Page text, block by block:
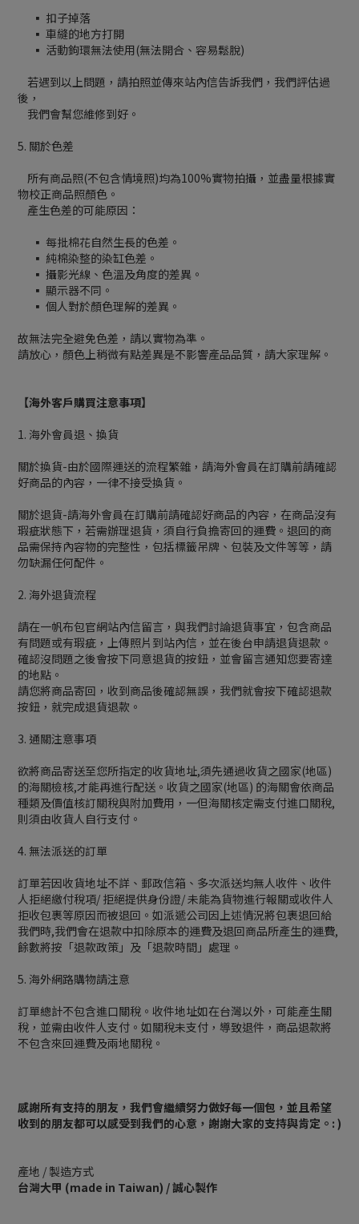
▪ 扣子掉落
▪ 車縫的地方打開
▪ 活動鉤環無法使用(無法開合、容易鬆脫)
若遇到以上問題，請拍照並傳來站內信告訴我們，我們評估過
後，
我們會幫您維修到好。
5. 關於色差
所有商品照(不包含情境照)均為100%實物拍攝，並盡量根據實
物校正商品照顏色。
產生色差的可能原因：
▪ 每批棉花自然生長的色差。
▪ 純棉染整的染缸色差。
▪ 攝影光線、色溫及角度的差異。
▪ 顯示器不同。
▪ 個人對於顏色理解的差異。
故無法完全避免色差，請以實物為準。
請放心，顏色上稍微有點差異是不影響產品品質，請大家理解。
【海外客戶購買注意事項】
1. 海外會員退、換貨
關於換貨-由於國際運送的流程繁雜，請海外會員在訂購前請確認
好商品的內容，一律不接受換貨。
關於退貨-請海外會員在訂購前請確認好商品的內容，在商品沒有
瑕疵狀態下，若需辦理退貨，須自行負擔寄回的運費。退回的商
品需保持內容物的完整性，包括標籤吊牌、包裝及文件等等，請
勿缺漏任何配件。
2. 海外退貨流程
請在一帆布包官網站內信留言，與我們討論退貨事宜，包含商品
有問題或有瑕疵，上傳照片到站內信，並在後台申請退貨退款。
確認沒問題之後會按下同意退貨的按鈕，並會留言通知您要寄達
的地點。
請您將商品寄回，收到商品後確認無誤，我們就會按下確認退款
按鈕，就完成退貨退款。
3. 通關注意事項
欲將商品寄送至您所指定的收貨地址,須先通過收貨之國家(地區)
的海關檢核,才能再進行配送。收貨之國家(地區) 的海關會依商品
種類及價值核訂關稅與附加費用，一但海關核定需支付進口關稅,
則須由收貨人自行支付。
4. 無法派送的訂單
訂單若因收貨地址不詳、郵政信箱、多次派送均無人收件、收件
人拒絕繳付稅項/ 拒絕提供身份證/ 未能為貨物進行報關或收件人
拒收包裹等原因而被退回。如派遞公司因上述情況將包裹退回給
我們時,我們會在退款中扣除原本的運費及退回商品所產生的運費,
餘數將按「退款政策」及「退款時間」處理。
5. 海外網路購物請注意
訂單總計不包含進口關稅。收件地址如在台灣以外，可能產生關
稅，並需由收件人支付。如關稅未支付，導致退件，商品退款將
不包含來回運費及兩地關稅。
感謝所有支持的朋友，我們會繼續努力做好每一個包，並且希望
收到的朋友都可以感受到我們的心意，謝謝大家的支持與肯定。: )
產地 / 製造方式
台灣大甲 (made in Taiwan) / 誠心製作